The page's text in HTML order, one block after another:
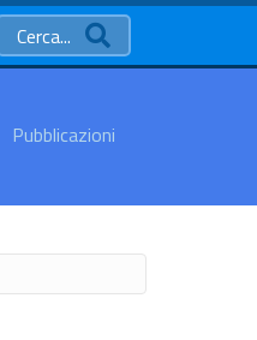
Cerca...
Pubblicazioni